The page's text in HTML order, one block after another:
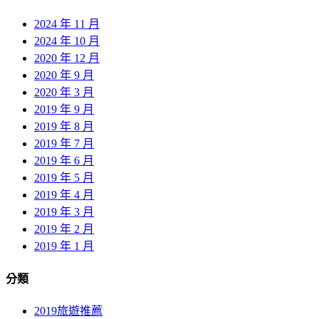
2024 年 11 月
2024 年 10 月
2020 年 12 月
2020 年 9 月
2020 年 3 月
2019 年 9 月
2019 年 8 月
2019 年 7 月
2019 年 6 月
2019 年 5 月
2019 年 4 月
2019 年 3 月
2019 年 2 月
2019 年 1 月
分類
2019旅遊推薦